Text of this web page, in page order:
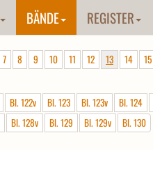
BÄNDE REGISTER
7 8 9 10 11 12 13 14 15
Bl. 122v Bl. 123 Bl. 123v Bl. 124
Bl. 128v Bl. 129 Bl. 129v Bl. 130